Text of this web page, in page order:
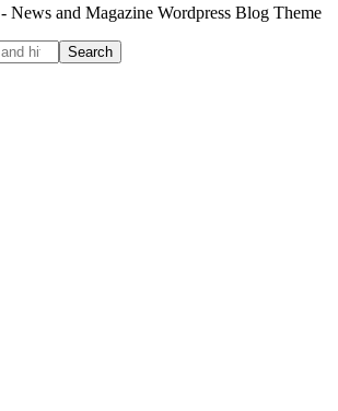
- News and Magazine Wordpress Blog Theme